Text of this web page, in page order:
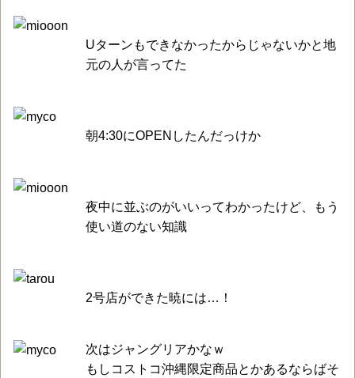
Uターンもできなかったからじゃないかと地
元の人が言ってた
朝4:30にOPENしたんだっけか
夜中に並ぶのがいいってわかったけど、もう
使い道のない知識
2号店ができた暁には…！
次はジャングリアかなｗ
もしコストコ沖縄限定商品とかあるならばそ